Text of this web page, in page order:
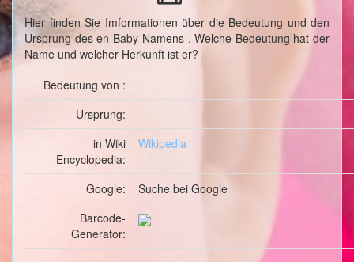
Hier finden Sie Imformationen über die Bedeutung und den
Ursprung des en Baby-Namens . Welche Bedeutung hat der
Name und welcher Herkunft ist er?
Bedeutung von :
Ursprung:
in Wiki
Encyclopedia:
Wikipedia
Google: Suche bei Google
Barcode-
Generator: